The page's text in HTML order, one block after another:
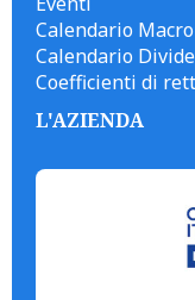
Calendario Macro
Calendario
Coefficienti di
L'AZIENDA